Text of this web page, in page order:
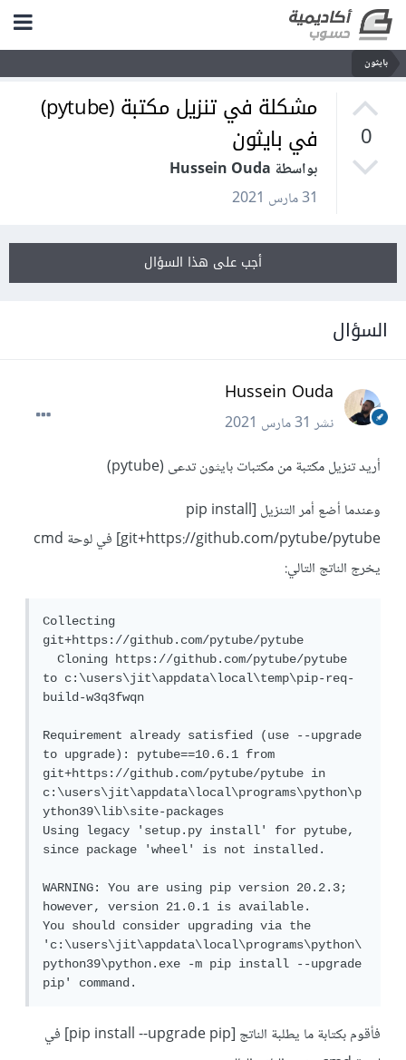
بايثون
0
مشكلة في تنزيل مكتبة (pytube)
في بايثون
بواسطة Hussein Ouda
31 مارس 2021
أجب على هذا السؤال
السؤال
Hussein Ouda
نشر31 مارس 2021
أريد تنزيل مكتبة من مكتبات بايثون تدعى (pytube)
وعندما أضع أمر التنزيل [pip install
git+https://github.com/pytube/pytube] في لوحة cmd
يخرج الناتج التالي:
Collecting
git+https://github.com/pytube/pytube
  Cloning https://github.com/pytube/pytube
to c:\users\jit\appdata\local\temp\pip-req-
build-w3q3fwqn
Requirement already satisfied (use --upgrade
to upgrade): pytube==10.6.1 from
git+https://github.com/pytube/pytube in
c:\users\jit\appdata\local\programs\python\p
ython39\lib\site-packages
Using legacy 'setup.py install' for pytube,
since package 'wheel' is not installed.
WARNING: You are using pip version 20.2.3;
however, version 21.0.1 is available.
You should consider upgrading via the
'c:\users\jit\appdata\local\programs\python\
python39\python.exe -m pip install --upgrade
pip' command.
فأقوم بكتابة ما يطلبة الناتج [pip install --upgrade pip] في